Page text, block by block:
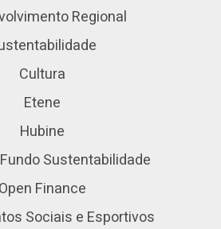
Regional
Cultura
Etene
Hubine
Sustentabilidade
Open Finance
Sociais e Esportivos